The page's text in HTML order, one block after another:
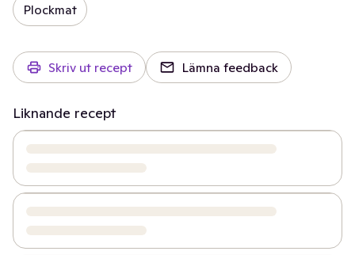
Plockmat
Skriv ut recept Lämna feedback
Liknande recept